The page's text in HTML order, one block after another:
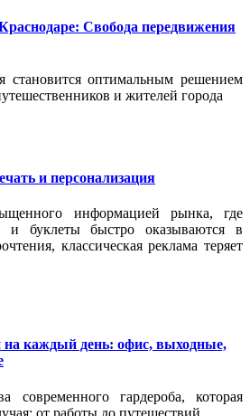
Свобода передвижения
становится оптимальным решением
и жителей города
и персонализация
информацией рынка, где
и буклеты быстро оказываются в
классическая реклама теряет
на каждый день: офис, выходные,
гардероба, которая
от работы до путешествий